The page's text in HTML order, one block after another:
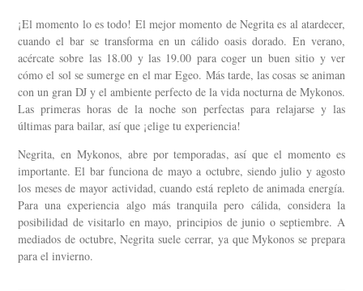
¡El momento lo es todo! El mejor momento de Negrita es al atardecer,
cuando el bar se transforma en un cálido oasis dorado. En verano,
acércate sobre las 18.00 y las 19.00 para coger un buen sitio y ver
cómo el sol se sumerge en el mar Egeo. Más tarde, las cosas se animan
con un gran DJ y el ambiente perfecto de la vida nocturna de Mykonos.
Las primeras horas de la noche son perfectas para relajarse y las
últimas para bailar, así que ¡elige tu experiencia!
Negrita, en Mykonos, abre por temporadas, así que el momento es
importante. El bar funciona de mayo a octubre, siendo julio y agosto
los meses de mayor actividad, cuando está repleto de animada energía.
Para una experiencia algo más tranquila pero cálida, considera la
posibilidad de visitarlo en mayo, principios de junio o septiembre. A
mediados de octubre, Negrita suele cerrar, ya que Mykonos se prepara
para el invierno.